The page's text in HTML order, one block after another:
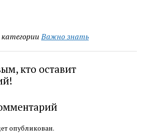
Важно знать
кто оставит
опубликован.